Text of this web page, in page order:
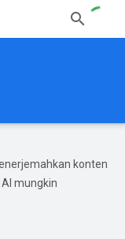
konten
mungkin